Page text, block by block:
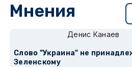
Мнения
Денис Канаев
Слово "Украина" не
Зеленскому